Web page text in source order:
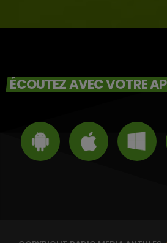
ÉCOUTEZ AVEC VOTRE